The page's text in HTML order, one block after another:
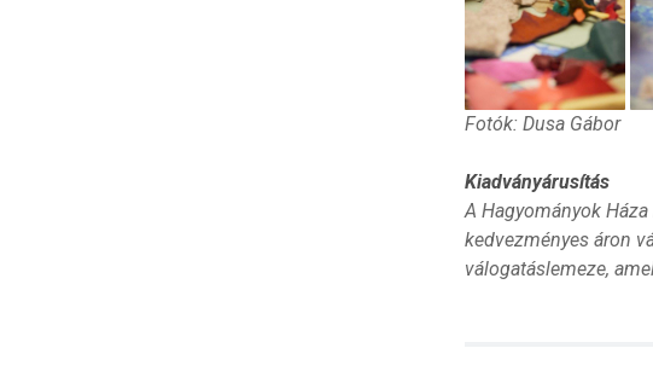
Fotók: Dusa Gábor
Kiadványárusítás
A Hagyományok
kedvezményes áron
válogatáslemeze,